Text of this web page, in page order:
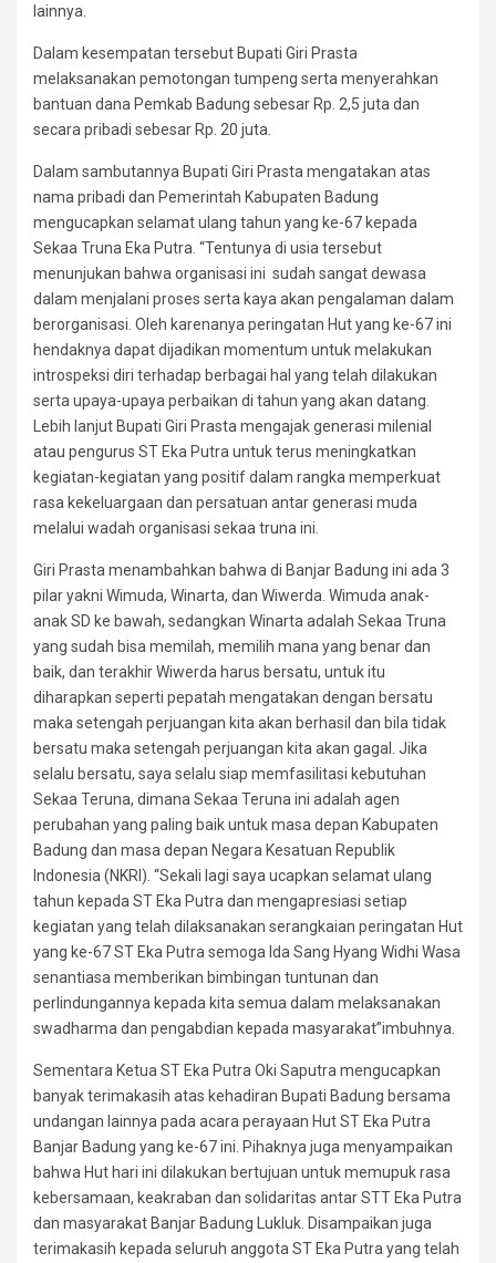
lainnya.
Dalam kesempatan tersebut Bupati Giri Prasta
melaksanakan pemotongan tumpeng serta menyerahkan
bantuan dana Pemkab Badung sebesar Rp. 2,5 juta dan
secara pribadi sebesar Rp. 20 juta.
Dalam sambutannya Bupati Giri Prasta mengatakan atas
nama pribadi dan Pemerintah Kabupaten Badung
mengucapkan selamat ulang tahun yang ke-67 kepada
Sekaa Truna Eka Putra. “Tentunya di usia tersebut
menunjukan bahwa organisasi ini sudah sangat dewasa
dalam menjalani proses serta kaya akan pengalaman dalam
berorganisasi. Oleh karenanya peringatan Hut yang ke-67 ini
hendaknya dapat dijadikan momentum untuk melakukan
introspeksi diri terhadap berbagai hal yang telah dilakukan
serta upaya-upaya perbaikan di tahun yang akan datang.
Lebih lanjut Bupati Giri Prasta mengajak generasi milenial
atau pengurus ST Eka Putra untuk terus meningkatkan
kegiatan-kegiatan yang positif dalam rangka memperkuat
rasa kekeluargaan dan persatuan antar generasi muda
melalui wadah organisasi sekaa truna ini.
Giri Prasta menambahkan bahwa di Banjar Badung ini ada 3
pilar yakni Wimuda, Winarta, dan Wiwerda. Wimuda anak-
anak SD ke bawah, sedangkan Winarta adalah Sekaa Truna
yang sudah bisa memilah, memilih mana yang benar dan
baik, dan terakhir Wiwerda harus bersatu, untuk itu
diharapkan seperti pepatah mengatakan dengan bersatu
maka setengah perjuangan kita akan berhasil dan bila tidak
bersatu maka setengah perjuangan kita akan gagal. Jika
selalu bersatu, saya selalu siap memfasilitasi kebutuhan
Sekaa Teruna, dimana Sekaa Teruna ini adalah agen
perubahan yang paling baik untuk masa depan Kabupaten
Badung dan masa depan Negara Kesatuan Republik
Indonesia (NKRI). “Sekali lagi saya ucapkan selamat ulang
tahun kepada ST Eka Putra dan mengapresiasi setiap
kegiatan yang telah dilaksanakan serangkaian peringatan Hut
yang ke-67 ST Eka Putra semoga Ida Sang Hyang Widhi Wasa
senantiasa memberikan bimbingan tuntunan dan
perlindungannya kepada kita semua dalam melaksanakan
swadharma dan pengabdian kepada masyarakat”imbuhnya.
Sementara Ketua ST Eka Putra Oki Saputra mengucapkan
banyak terimakasih atas kehadiran Bupati Badung bersama
undangan lainnya pada acara perayaan Hut ST Eka Putra
Banjar Badung yang ke-67 ini. Pihaknya juga menyampaikan
bahwa Hut hari ini dilakukan bertujuan untuk memupuk rasa
kebersamaan, keakraban dan solidaritas antar STT Eka Putra
dan masyarakat Banjar Badung Lukluk. Disampaikan juga
terimakasih kepada seluruh anggota ST Eka Putra yang telah